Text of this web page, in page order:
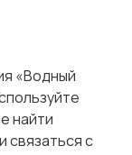
«Водный
найти
связаться с